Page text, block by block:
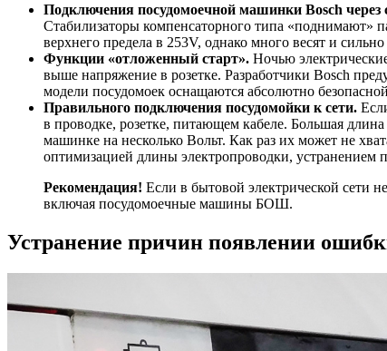
Подключения посудомоечной машинки Bosch через
Стабилизаторы компенсаторного типа «поднимают»
верхнего предела в 253V, однако много весят и
Функции «отложенный старт». Ночью
выше напряжение в розетке. Разработчики Bosch
модели посудомоек оснащаются абсолютно
Правильного подключения посудомойки к сети.
в проводке, розетке, питающем кабеле. Большая
машинке на несколько Вольт. Как раз их может не
оптимизацией длины электропроводки, устранением
Рекомендация! Если в бытовой электрической сети
включая посудомоечные машины БОШ.
Устранение причин появлении